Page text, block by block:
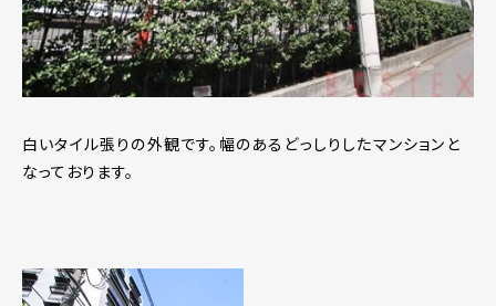
白いタイル張りの外観です。幅のあるどっしりしたマンションと
なっております。